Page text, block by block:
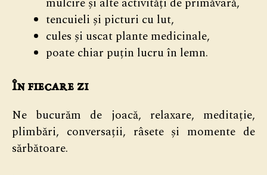
mulcire și alte activități de primăvară,
tencuieli și picturi cu lut,
cules și uscat plante medicinale,
poate chiar puțin lucru în lemn.
În fiecare zi
Ne bucurăm de joacă, relaxare, meditație,
plimbări, conversații, râsete și momente de
sărbătoare.